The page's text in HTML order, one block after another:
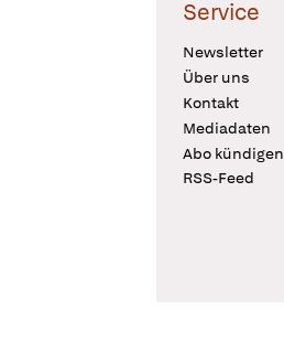
Service
Newsletter
Über uns
Kontakt
Mediadaten
Abo kündigen
RSS-Feed